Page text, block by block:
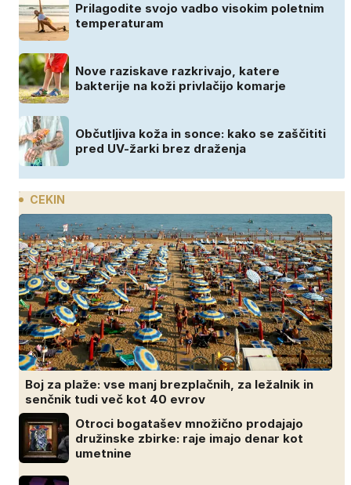
Prilagodite svojo vadbo visokim poletnim
temperaturam
Nove raziskave razkrivajo, katere
bakterije na koži privlačijo komarje
Občutljiva koža in sonce: kako se zaščititi
pred UV-žarki brez draženja
CEKIN
Boj za plaže: vse manj brezplačnih, za ležalnik in
senčnik tudi več kot 40 evrov
Otroci bogatašev množično prodajajo
družinske zbirke: raje imajo denar kot
umetnine